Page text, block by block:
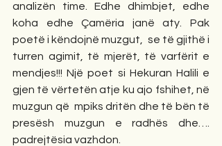
analizën time. Edhe dhimbjet, edhe
koha edhe Çamëria janë aty. Pak
poetë i këndojnë muzgut,  se të gjithë i
turren agimit, të mjerët, të varfërit e
mendjes!!! Një poet si Hekuran Halili e
gjen të vërtetën atje ku ajo fshihet, në
muzgun që  mpiks dritën dhe të bën të
presësh muzgun e radhës dhe….
padrejtësia vazhdon.